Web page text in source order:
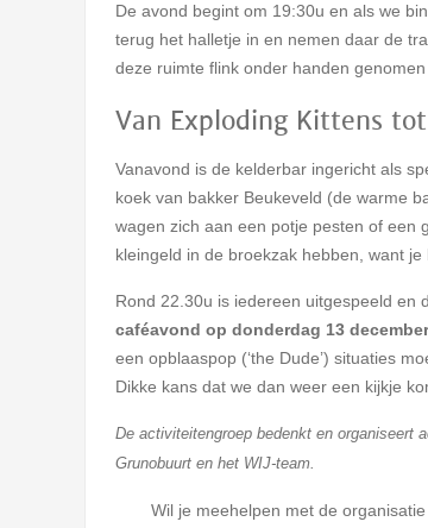
De avond begint om 19:30u en als we
terug het halletje in en nemen daar de
deze ruimte flink onder handen
Van Exploding Kittens
Vanavond is de kelderbar ingericht als
koek van bakker Beukeveld (de warme
wagen zich aan een potje pesten of een
kleingeld in de broekzak hebben, want
Rond 22.30u is iedereen uitgespeeld en
caféavond op donderdag 13 december
een opblaaspop (‘the Dude’) situaties
Dikke kans dat we dan weer een kijkje
De activiteitengroep bedenkt en organiseert
Grunobuurt en het WIJ-team.
Wil je meehelpen met de